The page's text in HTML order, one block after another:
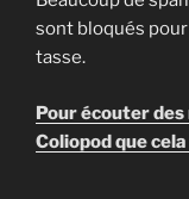
sont bloqués
tasse.
Pour écouter
Coliopod que